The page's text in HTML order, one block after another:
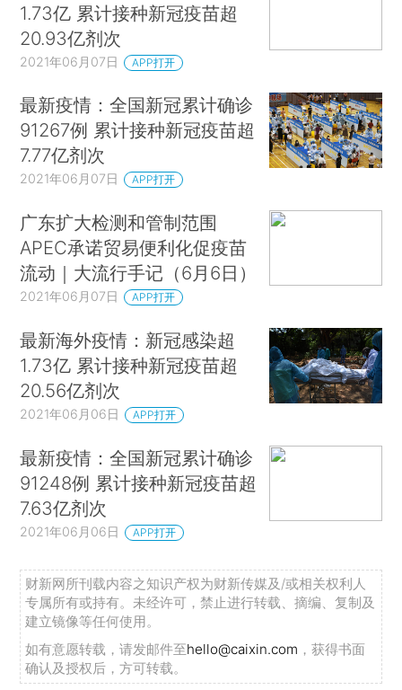
1.73亿 累计接种新冠疫苗超
20.93亿剂次
2021年06月07日 APP打开
最新疫情：全国新冠累计确诊
91267例 累计接种新冠疫苗超
7.77亿剂次
2021年06月07日 APP打开
广东扩大检测和管制范围
APEC承诺贸易便利化促疫苗
流动｜大流行手记（6月6日）
2021年06月07日 APP打开
最新海外疫情：新冠感染超
1.73亿 累计接种新冠疫苗超
20.56亿剂次
2021年06月06日 APP打开
最新疫情：全国新冠累计确诊
91248例 累计接种新冠疫苗超
7.63亿剂次
2021年06月06日 APP打开
财新网所刊载内容之知识产权为财新传媒及/或相关权利人
专属所有或持有。未经许可，禁止进行转载、摘编、复制及
建立镜像等任何使用。
如有意愿转载，请发邮件至hello@caixin.com ，获得书面
确认及授权后，方可转载。